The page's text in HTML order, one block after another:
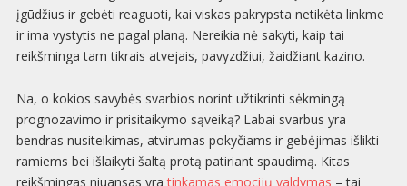
įgūdžius ir gebėti reaguoti, kai viskas pakrypsta netikėta linkme
ir ima vystytis ne pagal planą. Nereikia nė sakyti, kaip tai
reikšminga tam tikrais atvejais, pavyzdžiui, žaidžiant kazino.
Na, o kokios savybės svarbios norint užtikrinti sėkmingą
prognozavimo ir prisitaikymo sąveiką? Labai svarbus yra
bendras nusiteikimas, atvirumas pokyčiams ir gebėjimas išlikti
ramiems bei išlaikyti šaltą protą patiriant spaudimą. Kitas
reikšmingas niuansas yratinkamas emocijų valdymas – tai